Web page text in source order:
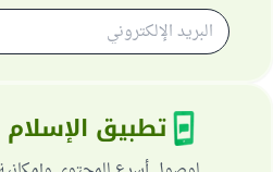
تطبيق